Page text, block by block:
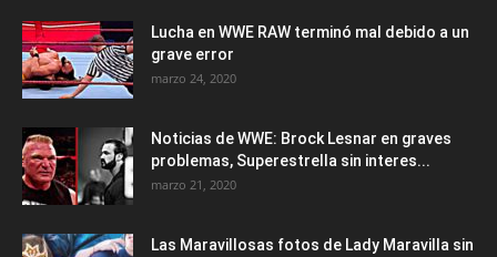
Lucha en WWE RAW terminó mal debido a un
grave error
marzo 24, 2020
Noticias de WWE: Brock Lesnar en graves
problemas, Superestrella sin interes...
marzo 21, 2020
Las Maravillosas fotos de Lady Maravilla sin